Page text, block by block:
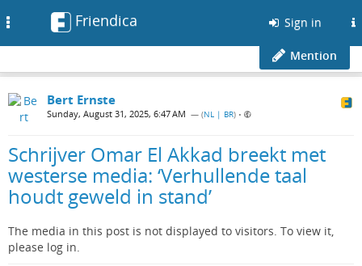
Friendica Sign in
Mention
Bert Ernste
Sunday, August 31, 2025, 6:47 AM — (NL | BR) •
Schrijver Omar El Akkad breekt met
westerse media: ‘Verhullende taal
houdt geweld in stand’
The media in this post is not displayed to visitors. To view it,
please log in.